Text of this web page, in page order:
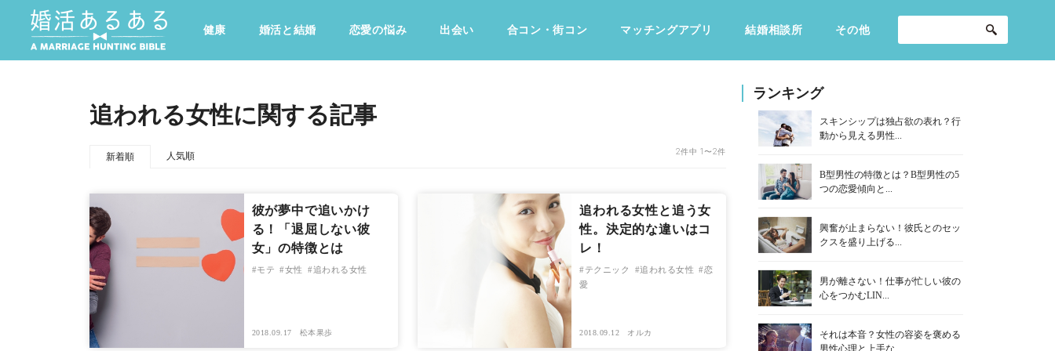
健康 婚活と結婚 恋愛の悩み 出会い 合コン・街コン マッチングアプリ 結婚相談所 その他
心の処方箋 カルチャー・トレンド・芸能
追われる女性に関する記事
新着順 人気順 2件中 1〜2件
彼が夢中で追いかけ
る！「退屈しない彼
女」の特徴とは
モテ 女性 追われる女性
2018.09.17 松本果歩
追われる女性と追う女
性。決定的な違いはコ
レ！
テクニック 追われる女性
恋
愛
2018.09.12 オルカ
ランキング
スキンシップは独占欲の表れ？行
動から見える男性...
B型男性の特徴とは？B型男性の5
つの恋愛傾向と...
興奮が止まらない！彼氏とのセッ
クスを盛り上げる...
男が離さない！仕事が忙しい彼の
心をつかむLIN...
それは本音？女性の容姿を褒める
男性心理と上手な...